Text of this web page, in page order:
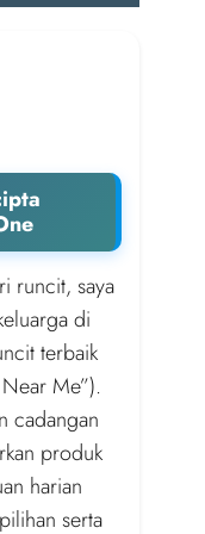
runcit, saya
di
terbaik
Me”).
cadangan
produk
harian
serta